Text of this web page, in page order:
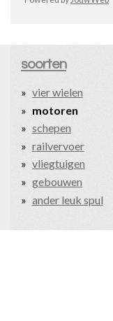
soorten
vier wielen
motoren
schepen
railvervoer
vliegtuigen
gebouwen
ander leuk spul